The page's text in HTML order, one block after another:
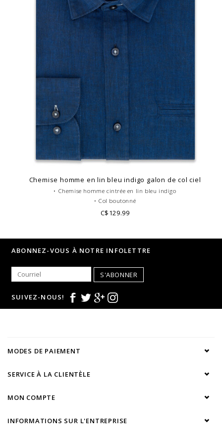
Chemise homme en lin bleu indigo galon de col ciel
• Chemise homme cintrée en lin bleu indigo
• Col boutonné
• Poignets simples
• Look casual
C$129.99
ABONNEZ-VOUS À NOTRE INFOLETTRE
S'ABONNER
SUIVEZ-NOUS!
MODES DE PAIEMENT
SERVICE À LA CLIENTÈLE
MON COMPTE
INFORMATIONS SUR L'ENTREPRISE